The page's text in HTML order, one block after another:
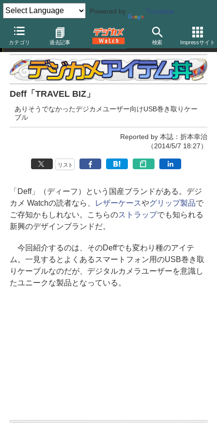
Powered by Translate
カテゴリ 過去記事 検索 Impressサイト
デジカメアイテム丼
Deff「TRAVEL BIZ」
ありそうでなかったデジカメユーザー向けUSB巻き取りケー
ブル
Reported by 本誌：折本幸治
（2014/5/7 18:27）
リスト
「Deff」（ディーフ）という国産ブランドがある。デジ
カメ Watchの読者なら、
レザーケースやグリップ製品で
ご存知かもしれない。こちらのストラップでも知られる
新興のデザインブランドだ。
今回紹介するのは、そのDeffでも変わり種のアイテ
ム。一見するとよくあるスマートフォン用のUSB巻き取
りケーブルなのだが、デジタルカメラユーザーを意識し
たユニークな製品となっている。